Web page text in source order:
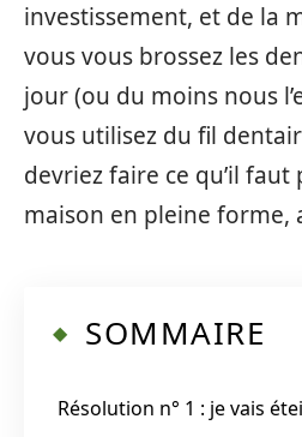
investissement, et de la
vous vous brossez les
jour (ou du moins nous
vous utilisez du fil
devriez faire ce qu’il
maison en pleine forme,
SOMMAIRE
Résolution n° 1 : je vais